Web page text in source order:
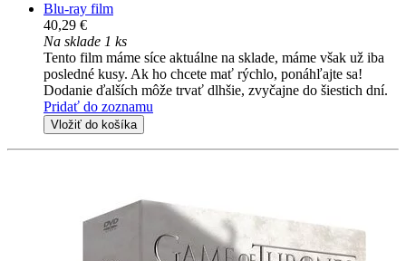
Blu-ray film
40,29 €
Na sklade 1 ks
Tento film máme síce aktuálne na sklade, máme však už iba
posledné kusy. Ak ho chcete mať rýchlo, ponáhľajte sa!
Dodanie ďalších môže trvať dlhšie, zvyčajne do šiestich dní.
Pridať do zoznamu
Vložiť do košíka